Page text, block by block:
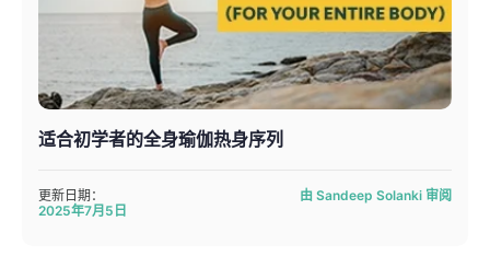
适合初学者的全身瑜伽热身序列
更新日期：
2025年7月5日
由 Sandeep Solanki 审阅